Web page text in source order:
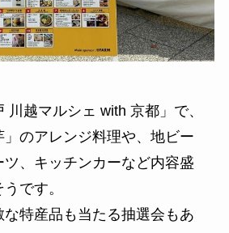
川越マルシェ with 京都」で、
」のアレンジ料理や、地ビー
ツ、キッチンカーなど内容盛
です。
な特産品も当たる抽選会もあ